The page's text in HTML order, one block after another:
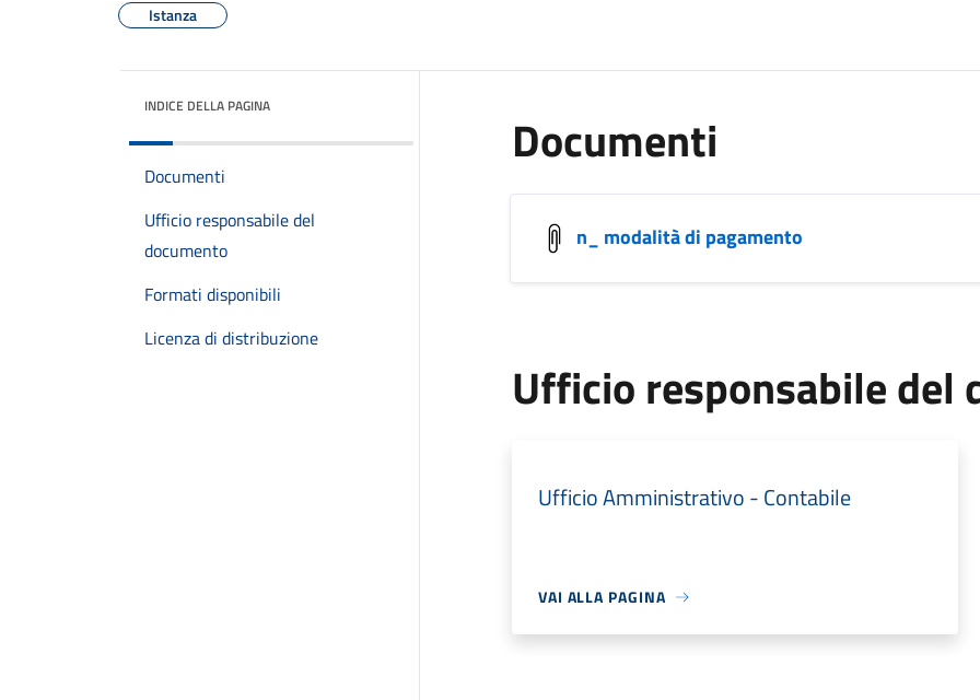
Istanza
INDICE DELLA PAGINA
Documenti
Ufficio responsabile del
documento
Formati disponibili
Licenza di distribuzione
Documenti
n_ modalità di pagamento
Ufficio responsabile del
Ufficio Amministrativo - Contabile
VAI ALLA PAGINA